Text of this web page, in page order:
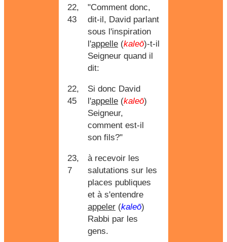
22,
43
"Comment donc,
dit-il, David parlant
sous l'inspiration
l'appelle (kaleō)-t-il
Seigneur quand il
dit:
22,
45
Si donc David
l'appelle (kaleō)
Seigneur,
comment est-il
son fils?"
23,
7
à recevoir les
salutations sur les
places publiques
et à s'entendre
appeler (kaleō)
Rabbi par les
gens.